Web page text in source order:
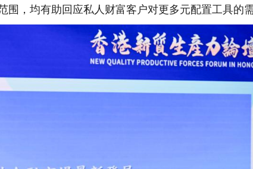
，均有助回应私人财富客户对更多元配置工具的需